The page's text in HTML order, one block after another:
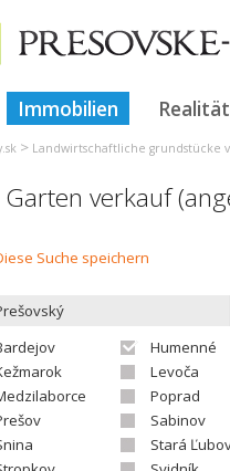
Immobilien
> Landwirtschaftliche grundstücke
Garten verkauf
Suche speichern
Humenné
Levoča
Poprad
Sabinov
Stará